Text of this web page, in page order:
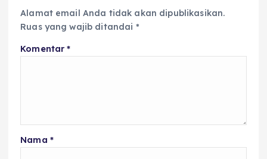
Alamat email Anda tidak akan dipublikasikan.
Ruas yang wajib ditandai *
Komentar*
Nama *